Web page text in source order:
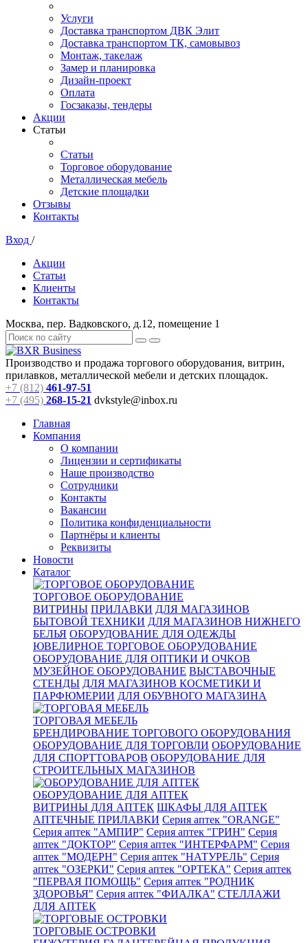
Услуги
Доставка транспортом ДВК Элит
Доставка транспортом ТК, самовывоз
Монтаж, такелаж
Замер и планировка
Дизайн-проект
Оплата
Госзаказы, тендеры
Акции
Статьи
Статьи
Торговое оборудование
Металлическая мебель
Детские площадки
Отзывы
Контакты
Вход /
Акции
Статьи
Клиенты
Контакты
Москва, пер. Вадковского, д.12, помещение 1
Производство и продажа торгового оборудования, витрин,
прилавков, металлической мебели и детских площадок.
+7 (812) 461-97-51
+7 (495) 268-15-21 dvkstyle@inbox.ru
Главная
Компания
О компании
Лицензии и сертификаты
Наше производство
Сотрудники
Контакты
Вакансии
Политика конфиденциальности
Партнёры и клиенты
Реквизиты
Новости
Каталог
ТОРГОВОЕ ОБОРУДОВАНИЕ
ВИТРИНЫ ПРИЛАВКИ ДЛЯ МАГАЗИНОВ
БЫТОВОЙ ТЕХНИКИ ДЛЯ МАГАЗИНОВ НИЖНЕГО
БЕЛЬЯ ОБОРУДОВАНИЕ ДЛЯ ОДЕЖДЫ
ЮВЕЛИРНОЕ ТОРГОВОЕ ОБОРУДОВАНИЕ
ОБОРУДОВАНИЕ ДЛЯ ОПТИКИ И ОЧКОВ
МУЗЕЙНОЕ ОБОРУДОВАНИЕ ВЫСТАВОЧНЫЕ
СТЕНДЫ ДЛЯ МАГАЗИНОВ КОСМЕТИКИ И
ПАРФЮМЕРИИ ДЛЯ ОБУВНОГО МАГАЗИНА
ТОРГОВАЯ МЕБЕЛЬ
БРЕНДИРОВАНИЕ ТОРГОВОГО ОБОРУДОВАНИЯ
ОБОРУДОВАНИЕ ДЛЯ ТОРГОВЛИ ОБОРУДОВАНИЕ
ДЛЯ СПОРТТОВАРОВ ОБОРУДОВАНИЕ ДЛЯ
СТРОИТЕЛЬНЫХ МАГАЗИНОВ
ОБОРУДОВАНИЕ ДЛЯ АПТЕК
ВИТРИНЫ ДЛЯ АПТЕК ШКАФЫ ДЛЯ АПТЕК
АПТЕЧНЫЕ ПРИЛАВКИ Серия аптек "ORANGE"
Серия аптек "АМПИР" Серия аптек "ГРИН" Серия
аптек "ДОКТОР" Серия аптек "ИНТЕРФАРМ" Серия
аптек "МОДЕРН" Серия аптек "НАТУРЕЛЬ" Серия
аптек "ОЗЕРКИ" Серия аптек "ОРТЕКА" Серия аптек
"ПЕРВАЯ ПОМОЩЬ" Серия аптек "РОДНИК
ЗДОРОВЬЯ" Серия аптек "ФИАЛКА" СТЕЛЛАЖИ
ДЛЯ АПТЕК
ТОРГОВЫЕ ОСТРОВКИ